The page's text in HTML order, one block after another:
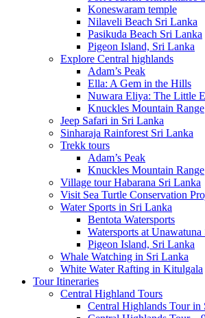
Koneswaram temple
Nilaveli Beach Sri Lanka
Pasikuda Beach Sri Lanka
Pigeon Island, Sri Lanka
Explore Central highlands
Adam’s Peak
Ella: A Gem in the Hills
Nuwara Eliya: The Little
Knuckles Mountain Range
Jeep Safari in Sri Lanka
Sinharaja Rainforest Sri Lanka
Trekk tours
Adam’s Peak
Knuckles Mountain Range
Village tour Habarana Sri Lanka
Visit Sea Turtle Conservation
Water Sports in Sri Lanka
Bentota Watersports
Watersports at
Pigeon Island, Sri Lanka
Whale Watching in Sri Lanka
White Water Rafting in Kitulgala
Tour Itineraries
Central Highland Tours
Central Highlands Tour